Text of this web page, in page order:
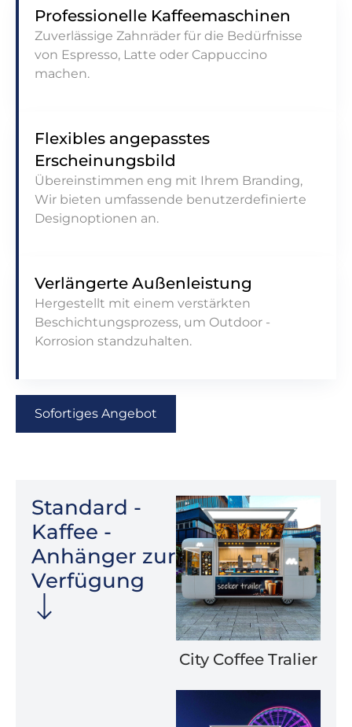
Professionelle Kaffeemaschinen
Zuverlässige Zahnräder für die Bedürfnisse
von Espresso, Latte oder Cappuccino
machen.
Flexibles angepasstes
Erscheinungsbild
Übereinstimmen eng mit Ihrem Branding,
Wir bieten umfassende benutzerdefinierte
Designoptionen an.
Verlängerte Außenleistung
Hergestellt mit einem verstärkten
Beschichtungsprozess, um Outdoor -
Korrosion standzuhalten.
Sofortiges Angebot
Standard -
Kaffee -
Anhänger zur
Verfügung
City Coffee Tralier